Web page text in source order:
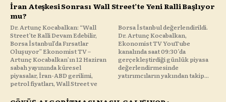
İran Ateşkesi Sonrası Wall Street’te Yeni Ralli Başlıyor
mu?
Dr. Artunç Kocabalkan: “Wall
Street’te Ralli Devam Edebilir,
Borsa İstanbul’da Fırsatlar
Oluşuyor” Ekonomist TV –
Artunç Kocabalkan’ın 12 Haziran
sabah yayınında küresel
piyasalar, İran-ABD gerilimi,
petrol fiyatları, Wall Street ve
Borsa İstanbul değerlendirildi.
Dr. Artunç Kocabalkan,
Ekonomist TV YouTube
kanalında saat 09:30’da
gerçekleştirdiği günlük piyasa
değerlendirmesinde
yatırımcıların yakından takip...